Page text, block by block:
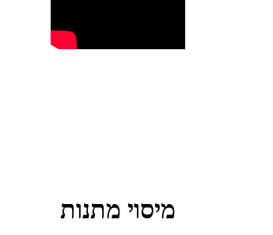
מיסוי מתנות